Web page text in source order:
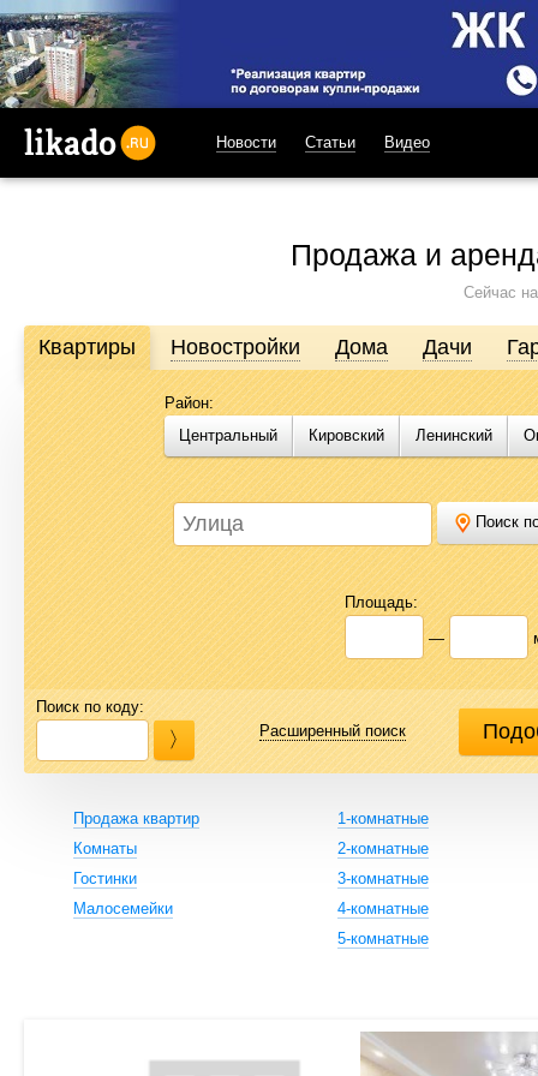
Новости Статьи Видео
Продажа и
Сейчас
Продажа и аренда недвижимости в Омске
Likado.ru – сайт актуальных и достоверных объявлений по
или купить квартиру, найти землю под строительство,
Likado.ru, чтобы сэкономить время и силы в поисках нужного
Квартиры Новостройки Дома Дачи
Район:
Центральный
Кировский Ленинский
Поиск
Площадь:
—
Поиск по коду:
Расширенный поиск
Продажа квартир
Комнаты
Гостинки
Малосемейки
1-комнатные
2-комнатные
3-комнатные
4-комнатные
5-комнатные